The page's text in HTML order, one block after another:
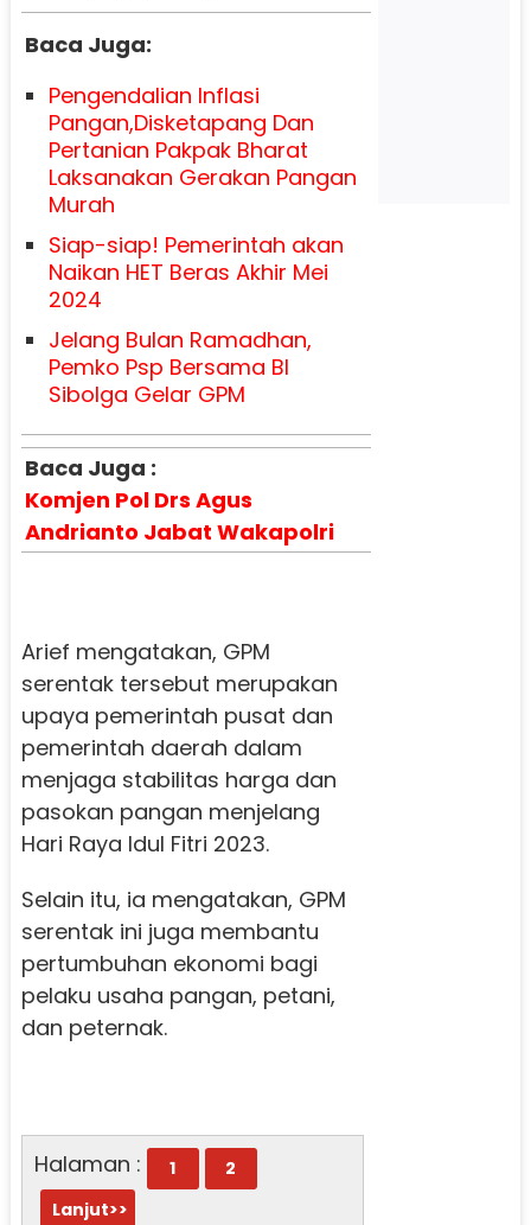
Baca Juga:
Pengendalian Inflasi
Pangan,Disketapang Dan
Pertanian Pakpak Bharat
Laksanakan Gerakan Pangan
Murah
Siap-siap! Pemerintah akan
Naikan HET Beras Akhir Mei
2024
Jelang Bulan Ramadhan,
Pemko Psp Bersama BI
Sibolga Gelar GPM
Baca Juga :
Komjen Pol Drs Agus
Andrianto Jabat Wakapolri
Arief mengatakan, GPM
serentak tersebut merupakan
upaya pemerintah pusat dan
pemerintah daerah dalam
menjaga stabilitas harga dan
pasokan pangan menjelang
Hari Raya Idul Fitri 2023.
Selain itu, ia mengatakan, GPM
serentak ini juga membantu
pertumbuhan ekonomi bagi
pelaku usaha pangan, petani,
dan peternak.
Halaman : 1
2
Lanjut>>